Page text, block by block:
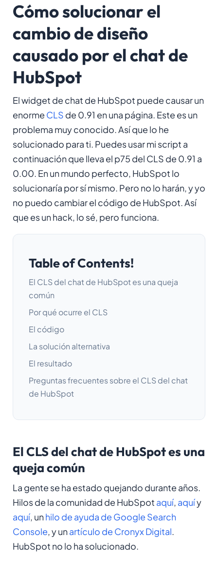
Cómo solucionar el
cambio de diseño
causado por el chat de
HubSpot
El widget de chat de HubSpot puede causar un
enorme CLS de 0.91 en una página. Este es un
problema muy conocido. Así que lo he
solucionado para ti. Puedes usar mi script a
continuación que lleva el p75 del CLS de 0.91 a
0.00. En un mundo perfecto, HubSpot lo
solucionaría por sí mismo. Pero no lo harán, y yo
no puedo cambiar el código de HubSpot. Así
que es un hack, lo sé, pero funciona.
Table of Contents!
El CLS del chat de HubSpot es una queja
común
Por qué ocurre el CLS
El código
La solución alternativa
El resultado
Preguntas frecuentes sobre el CLS del chat
de HubSpot
El CLS del chat de HubSpot es una
queja común
La gente se ha estado quejando durante años.
Hilos de la comunidad de HubSpot aquí, aquíy
aquí, unhilo de ayuda de Google Search
Console, y unartículo de Cronyx Digital.
HubSpot no lo ha solucionado.